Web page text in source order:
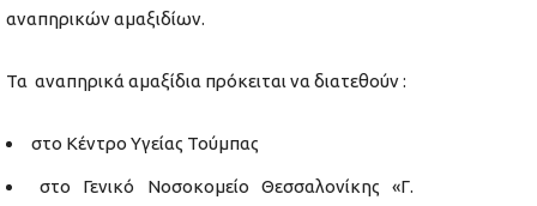
αναπηρικών αμαξιδίων.
Τα αναπηρικά αμαξίδια πρόκειται να διατεθούν :
στο Κέντρο Υγείας Τούμπας
στο Γενικό Νοσοκομείο Θεσσαλονίκης «Γ.